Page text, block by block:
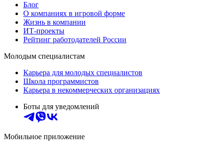
Блог
О компаниях в игровой форме
Жизнь в компании
ИТ-проекты
Рейтинг работодателей России
Молодым специалистам
Карьера для молодых специалистов
Школа программистов
Карьера в некоммерческих организациях
Боты для уведомлений
Мобильное приложение